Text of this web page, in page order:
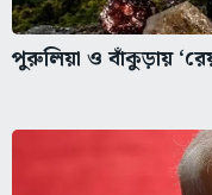
পুরুলিয়া ও বাঁকুড়ায়